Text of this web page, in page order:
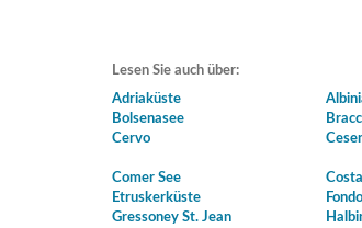
Lesen Sie auch über:
Adriaküste
Bolsenasee
Cervo
Comer See
Etruskerküste
Gressoney St. Jean